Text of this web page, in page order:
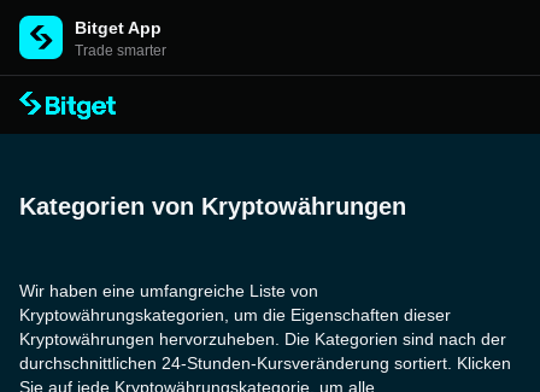
Bitget App
Trade smarter
Kategorien von Kryptowährungen
Wir haben eine umfangreiche Liste von
Kryptowährungskategorien, um die Eigenschaften dieser
Kryptowährungen hervorzuheben. Die Kategorien sind nach der
durchschnittlichen 24-Stunden-Kursveränderung sortiert. Klicken
Sie auf jede Kryptowährungskategorie, um alle